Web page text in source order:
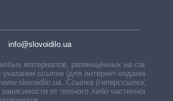
info@slovoidilo.ua
материалов, размещённых на сайте,
ссылки (для интернет-изданий —
Ссылка (гиперссылка)
от полного либо частичного